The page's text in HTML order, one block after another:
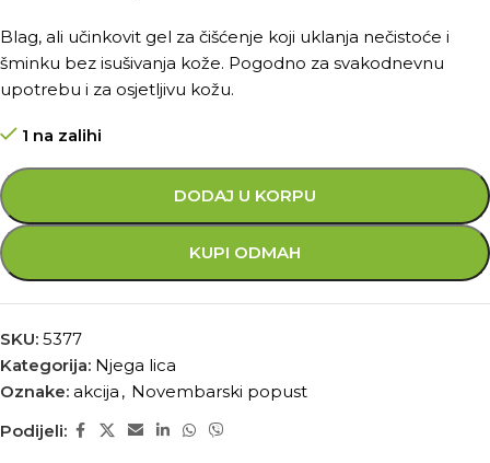
Blag, ali učinkovit gel za čišćenje koji uklanja nečistoće i
šminku bez isušivanja kože. Pogodno za svakodnevnu
upotrebu i za osjetljivu kožu.
1 na zalihi
DODAJ U KORPU
KUPI ODMAH
SKU: 5377
Kategorija: Njega lica
Oznake: akcija , Novembarski popust
Podijeli: